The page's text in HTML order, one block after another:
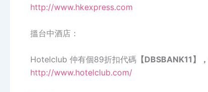
http://www.hkexpress.com
搵台中酒店：
Hotelclub 仲有個89折扣代碼 【DBSBANK11 】，
http://www.hotelclub.com/